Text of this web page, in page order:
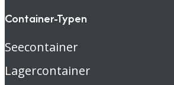
Container-Typen
Seecontainer
Lagercontainer